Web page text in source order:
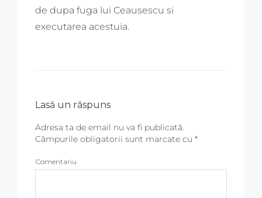
de dupa fuga lui Ceausescu si
executarea acestuia.
Lasă un răspuns
Adresa ta de email nu va fi publicată.
Câmpurile obligatorii sunt marcate cu *
Comentariu